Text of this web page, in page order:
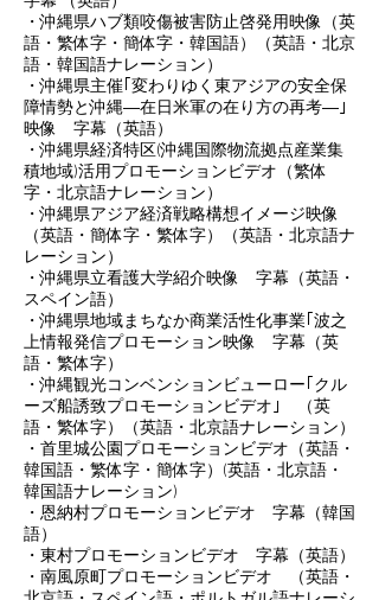
・沖縄県ハブ類咬傷被害防止啓発用映像（英
語・繁体字・簡体字・韓国語）（英語・北京
語・韓国語ナレーション）
・沖縄県主催｢変わりゆく東アジアの安全保
障情勢と沖縄―在日米軍の在り方の再考―｣
映像 字幕（英語）
・沖縄県経済特区(沖縄国際物流拠点産業集
積地域)活用プロモーションビデオ（繁体
字・北京語ナレーション）
・沖縄県アジア経済戦略構想イメージ映像
（英語・簡体字・繁体字）（英語・北京語ナ
レーション）
・沖縄県立看護大学紹介映像 字幕（英語・
スペイン語）
・沖縄県地域まちなか商業活性化事業｢波之
上情報発信プロモーション映像 字幕（英
語・繁体字）
・沖縄観光コンベンションビューロー｢クル
ーズ船誘致プロモーションビデオ｣ （英
語・繁体字）（英語・北京語ナレーション）
・首里城公園プロモーションビデオ（英語・
韓国語・繁体字・簡体字）(英語・北京語・
韓国語ナレーション)
・恩納村プロモーションビデオ 字幕（韓国
語）
・東村プロモーションビデオ 字幕（英語）
・南風原町プロモーションビデオ （英語・